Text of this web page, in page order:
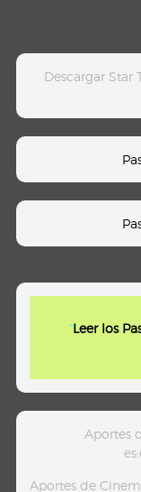
Descargar Star
"Leer los
Aportes
es:
Aportes de